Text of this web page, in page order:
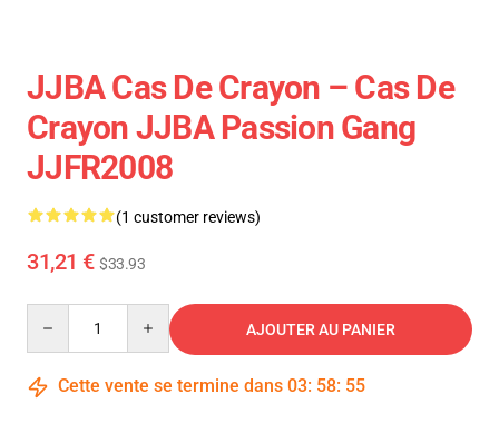
JJBA Cas De Crayon – Cas De
Crayon JJBA Passion Gang
JJFR2008
(1 customer reviews)
31,21 € $33.93
AJOUTER AU PANIER
Cette vente se termine dans 03: 58: 55